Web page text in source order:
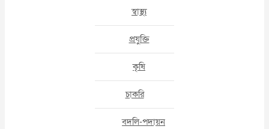
স্বাস্থ্য
প্রযুক্তি
কৃষি
চাকরি
বদলি-পদায়ন